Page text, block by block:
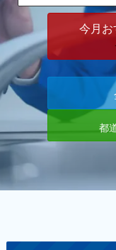
今月
都